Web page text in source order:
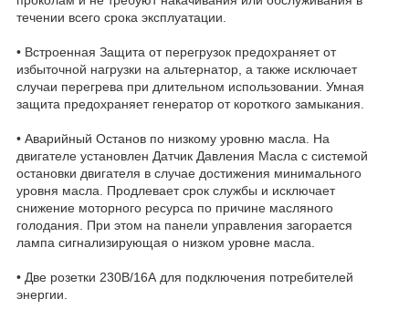
течении всего срока эксплуатации.
• Встроенная Защита от перегрузок предохраняет от
избыточной нагрузки на альтернатор, а также исключает
случаи перегрева при длительном использовании. Умная
защита предохраняет генератор от короткого замыкания.
• Аварийный Останов по низкому уровню масла. На
двигателе установлен Датчик Давления Масла с системой
остановки двигателя в случае достижения минимального
уровня масла. Продлевает срок службы и исключает
снижение моторного ресурса по причине масляного
голодания. При этом на панели управления загорается
лампа сигнализирующая о низком уровне масла.
• Две розетки 230В/16А для подключения потребителей
энергии.